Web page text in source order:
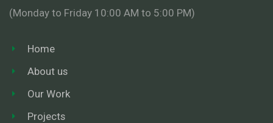
(Monday to Friday 10:00 AM to 5:00 PM)
Home
About us
Our Work
Projects